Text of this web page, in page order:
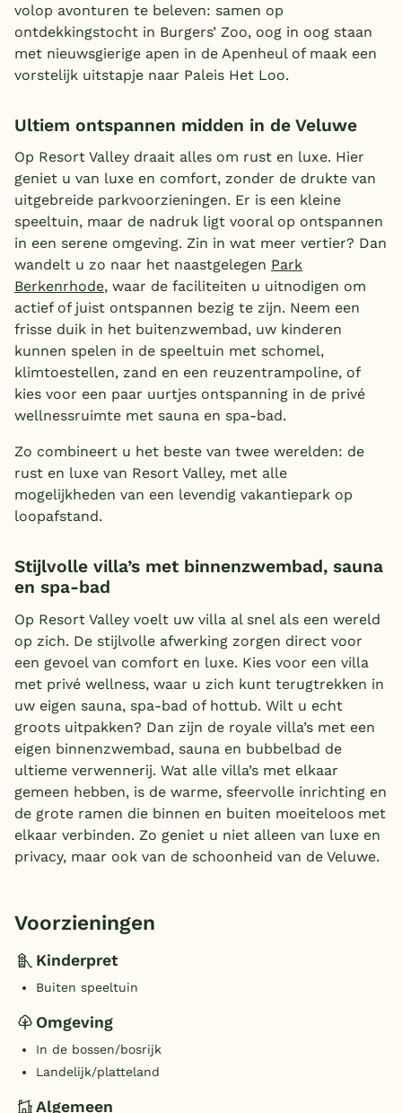
Onze e-boeken
volop avonturen te beleven: samen op
ontdekkingstocht in Burgers’ Zoo, oog in oog staan
met nieuwsgierige apen in de Apenheul of maak een
vorstelijk uitstapje naar Paleis Het Loo.
Ultiem ontspannen midden in de Veluwe
Op Resort Valley draait alles om rust en luxe. Hier
geniet u van luxe en comfort, zonder de drukte van
uitgebreide parkvoorzieningen. Er is een kleine
speeltuin, maar de nadruk ligt vooral op ontspannen
in een serene omgeving. Zin in wat meer vertier? Dan
wandelt u zo naar het naastgelegen Park
Berkenrhode, waar de faciliteiten u uitnodigen om
actief of juist ontspannen bezig te zijn. Neem een
frisse duik in het buitenzwembad, uw kinderen
kunnen spelen in de speeltuin met schomel,
klimtoestellen, zand en een reuzentrampoline, of
kies voor een paar uurtjes ontspanning in de privé
wellnessruimte met sauna en spa-bad.
Zo combineert u het beste van twee werelden: de
rust en luxe van Resort Valley, met alle
mogelijkheden van een levendig vakantiepark op
loopafstand.
Stijlvolle villa’s met binnenzwembad, sauna
en spa-bad
Op Resort Valley voelt uw villa al snel als een wereld
op zich. De stijlvolle afwerking zorgen direct voor
een gevoel van comfort en luxe. Kies voor een villa
met privé wellness, waar u zich kunt terugtrekken in
uw eigen sauna, spa-bad of hottub. Wilt u echt
groots uitpakken? Dan zijn de royale villa’s met een
eigen binnenzwembad, sauna en bubbelbad de
ultieme verwennerij. Wat alle villa’s met elkaar
gemeen hebben, is de warme, sfeervolle inrichting en
de grote ramen die binnen en buiten moeiteloos met
elkaar verbinden. Zo geniet u niet alleen van luxe en
privacy, maar ook van de schoonheid van de Veluwe.
Voorzieningen
Kinderpret
Buiten speeltuin
Omgeving
In de bossen/bosrijk
Landelijk/platteland
Algemeen